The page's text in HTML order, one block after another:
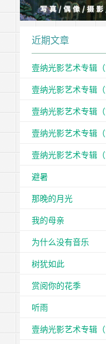
近期文章
壹纳光影艺术专辑（
壹纳光影艺术专辑（
壹纳光影艺术专辑（
壹纳光影艺术专辑（
壹纳光影艺术专辑（
避暑
那晚的月光
我的母亲
为什么没有音乐
树犹如此
赏阅你的花季
听雨
壹纳光影艺术专辑（